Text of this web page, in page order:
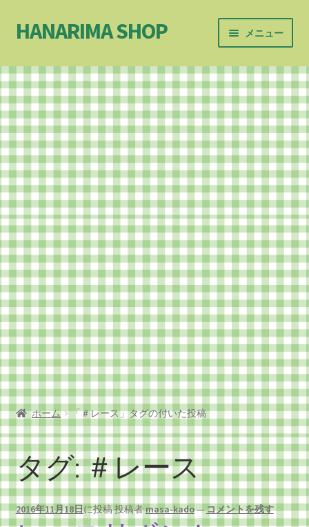
ナ
ビ
ー
シ
ョ
ン
へ
ス
キ
ッ
プ
コ
ン
ン
ツ
へ
ス
キ
ッ
プ
HANARIMA SHOP メニュー
ホーム
お問合せ
お買い物カゴ
イベント＆ワークショップ
カート
サイトマップ
サンプルページ
ショップ
プライバシーポリシー
マイアカウント
メンバー
支払い
特定商取引法に基ずく表示
ホーム 「＃レース」タグの付いた投稿
タグ:＃レース
2016年11月18日に投稿投稿者masa-kado—コメントを残す